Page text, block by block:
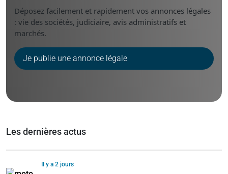
Déposez facilement et rapidement vos annonces légales
: vie des sociétés, judiciaire, avis administratifs et
marchés.
Je publie une annonce légale
Les dernières actus
Il y a 2 jours